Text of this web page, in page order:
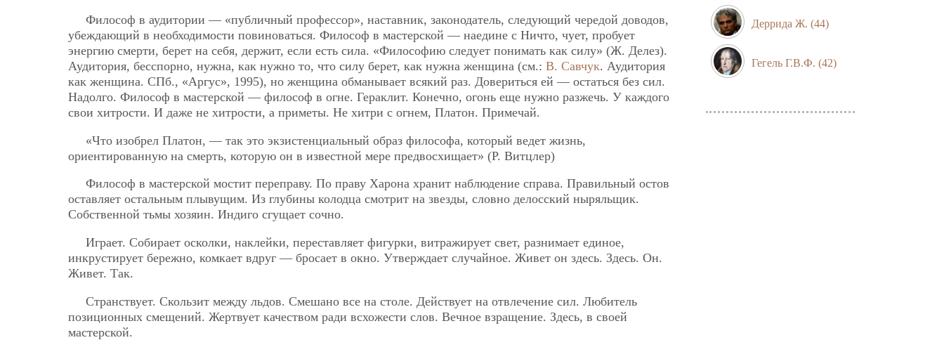
Философ в аудитории — «публичный профессор», наставник, законодатель, следующий чередой доводов,
убеждающий в необходимости повиноваться. Философ в мастерской — наедине с Ничто, чует, пробует
энергию смерти, берет на себя, держит, если есть сила. «Философию следует понимать как силу» (Ж. Делез).
Аудитория, бесспорно, нужна, как нужно то, что силу берет, как нужна женщина (см.: В. Савчук. Аудитория
как женщина. СПб., «Аргус», 1995), но женщина обманывает всякий раз. Довериться ей — остаться без сил.
Надолго. Философ в мастерской — философ в огне. Гераклит. Конечно, огонь еще нужно разжечь. У каждого
свои хитрости. И даже не хитрости, а приметы. Не хитри с огнем, Платон. Примечай.
«Что изобрел Платон, — так это экзистенциальный образ философа, который ведет жизнь,
ориентированную на смерть, которую он в известной мере предвосхищает» (Р. Витцлер)
Философ в мастерской мостит переправу. По праву Харона хранит наблюдение справа. Правильный остов
оставляет остальным плывущим. Из глубины колодца смотрит на звезды, словно делосский ныряльщик.
Собственной тьмы хозяин. Индиго сгущает сочно.
Играет. Собирает осколки, наклейки, переставляет фигурки, витражирует свет, разнимает единое,
инкрустирует бережно, комкает вдруг — бросает в окно. Утверждает случайное. Живет он здесь. Здесь. Он.
Живет. Так.
Странствует. Скользит между льдов. Смешано все на столе. Действует на отвлечение сил. Любитель
позиционных смещений. Жертвует качеством ради всхожести слов. Вечное взращение. Здесь, в своей
мастерской.
Деррида Ж. (44)
Гегель Г.В.Ф. (42)